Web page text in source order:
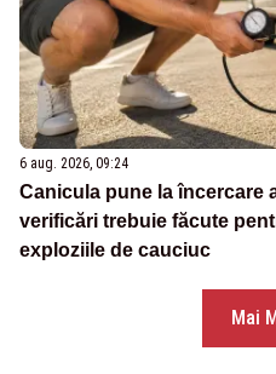
6 aug. 2026, 09:24
Canicula pune la încercare
verificări trebuie făcute
exploziile de cauciuc
Mai